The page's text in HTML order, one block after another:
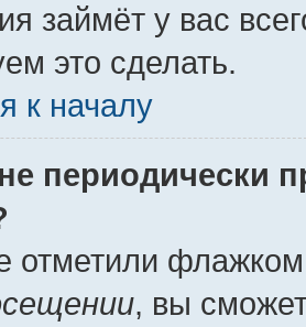
займёт у вас
это сделать.
к началу
периодически
отметили
, вы